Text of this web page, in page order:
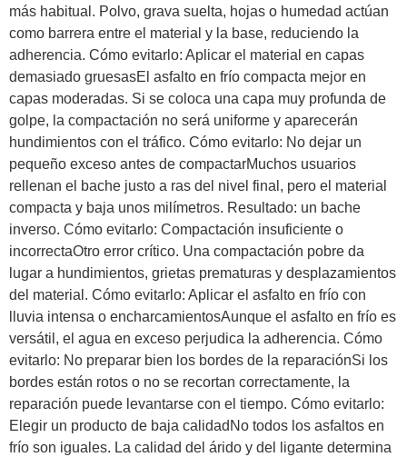
más habitual. Polvo, grava suelta, hojas o humedad actúan
como barrera entre el material y la base, reduciendo la
adherencia. Cómo evitarlo: Aplicar el material en capas
demasiado gruesasEl asfalto en frío compacta mejor en
capas moderadas. Si se coloca una capa muy profunda de
golpe, la compactación no será uniforme y aparecerán
hundimientos con el tráfico. Cómo evitarlo: No dejar un
pequeño exceso antes de compactarMuchos usuarios
rellenan el bache justo a ras del nivel final, pero el material
compacta y baja unos milímetros. Resultado: un bache
inverso. Cómo evitarlo: Compactación insuficiente o
incorrectaOtro error crítico. Una compactación pobre da
lugar a hundimientos, grietas prematuras y desplazamientos
del material. Cómo evitarlo: Aplicar el asfalto en frío con
lluvia intensa o encharcamientosAunque el asfalto en frío es
versátil, el agua en exceso perjudica la adherencia. Cómo
evitarlo: No preparar bien los bordes de la reparaciónSi los
bordes están rotos o no se recortan correctamente, la
reparación puede levantarse con el tiempo. Cómo evitarlo:
Elegir un producto de baja calidadNo todos los asfaltos en
frío son iguales. La calidad del árido y del ligante determina